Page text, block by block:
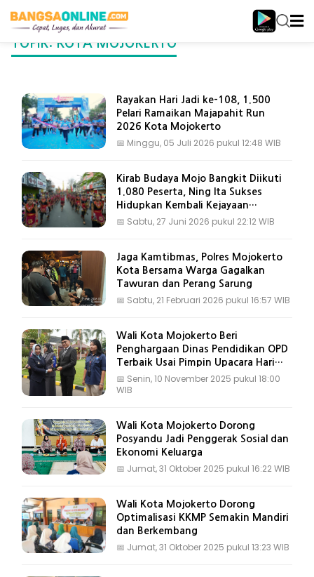
TOPIK: KOTA MOJOKERTO
Rayakan Hari Jadi ke-108, 1.500
Pelari Ramaikan Majapahit Run
2026 Kota Mojokerto
📅 Minggu, 05 Juli 2026 pukul 12:48 WIB
Kirab Budaya Mojo Bangkit Diikuti
1.080 Peserta, Ning Ita Sukses
Hidupkan Kembali Kejayaan
Majapahit
📅 Sabtu, 27 Juni 2026 pukul 22:12 WIB
Jaga Kamtibmas, Polres Mojokerto
Kota Bersama Warga Gagalkan
Tawuran dan Perang Sarung
📅 Sabtu, 21 Februari 2026 pukul 16:57 WIB
Wali Kota Mojokerto Beri
Penghargaan Dinas Pendidikan OPD
Terbaik Usai Pimpin Upacara Hari
Pahlawan
📅 Senin, 10 November 2025 pukul 18:00
WIB
Wali Kota Mojokerto Dorong
Posyandu Jadi Penggerak Sosial dan
Ekonomi Keluarga
📅 Jumat, 31 Oktober 2025 pukul 16:22 WIB
Wali Kota Mojokerto Dorong
Optimalisasi KKMP Semakin Mandiri
dan Berkembang
📅 Jumat, 31 Oktober 2025 pukul 13:23 WIB